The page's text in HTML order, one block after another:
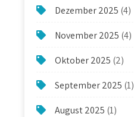
Dezember 2025 (4)
November 2025 (4)
Oktober 2025 (2)
September 2025 (1)
August 2025 (1)